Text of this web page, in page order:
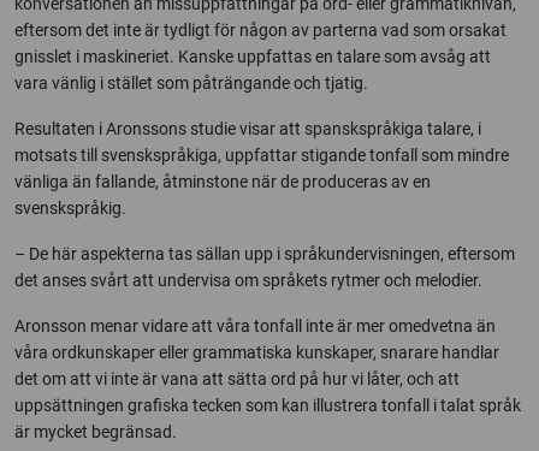
eftersom det inte är tydligt för någon av parterna vad som orsakat
gnisslet i maskineriet. Kanske uppfattas en talare som avsåg att
vara vänlig i stället som påträngande och tjatig.
Resultaten i Aronssons studie visar att spanskspråkiga talare, i
motsats till svenskspråkiga, uppfattar stigande tonfall som mindre
vänliga än fallande, åtminstone när de produceras av en
svenskspråkig.
– De här aspekterna tas sällan upp i språkundervisningen, eftersom
det anses svårt att undervisa om språkets rytmer och melodier.
Aronsson menar vidare att våra tonfall inte är mer omedvetna än
våra ordkunskaper eller grammatiska kunskaper, snarare handlar
det om att vi inte är vana att sätta ord på hur vi låter, och att
uppsättningen grafiska tecken som kan illustrera tonfall i talat språk
är mycket begränsad.